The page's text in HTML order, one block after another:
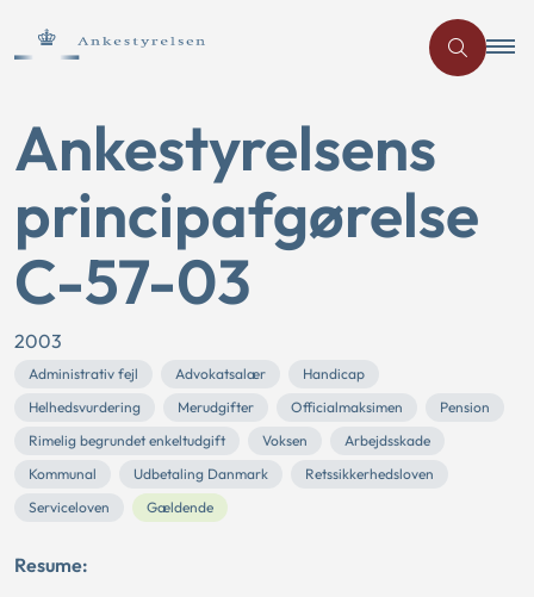
Ankestyrelsens
principafgørelse
C-57-03
2003
Administrativ fejl Advokatsalær
Handicap
Helhedsvurdering
Merudgifter Officialmaksimen
Pension
Rimelig begrundet enkeltudgift
Voksen
Arbejdsskade
Kommunal
Udbetaling Danmark
Retssikkerhedsloven
Serviceloven
Gældende
Resume: